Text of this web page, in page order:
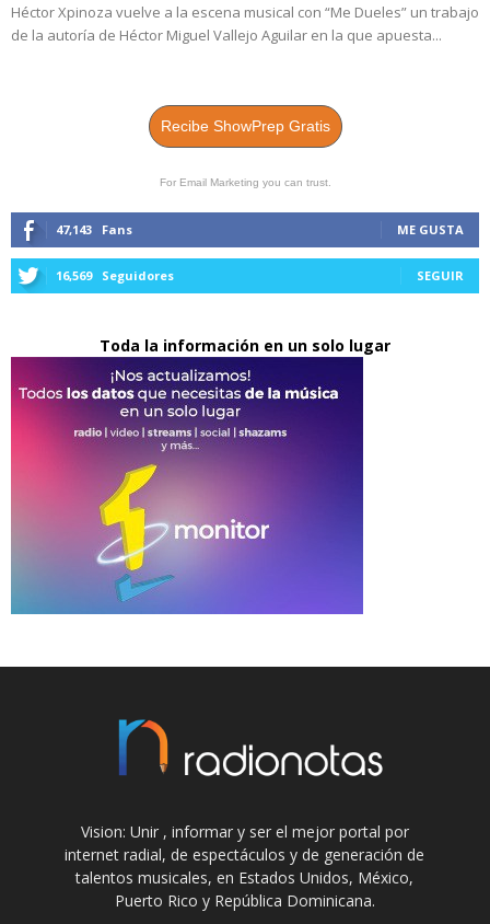
Héctor Xpinoza vuelve a la escena musical con “Me Dueles” un trabajo
de la autoría de Héctor Miguel Vallejo Aguilar en la que apuesta...
Recibe ShowPrep Gratis
For Email Marketing you can trust.
47,143 Fans ME GUSTA
16,569 Seguidores SEGUIR
Toda la información en un solo lugar
Vision: Unir , informar y ser el mejor portal por
internet radial, de espectáculos y de generación de
talentos musicales, en Estados Unidos, México,
Puerto Rico y República Dominicana.